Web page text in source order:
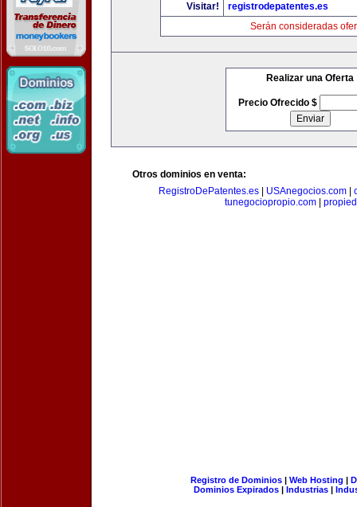
Visitar!
registrodepatentes.es
Serán consideradas
Realizar una Oferta
Precio Ofrecido $
Otros dominios en venta:
RegistroDePatentes.es
USAnegocios.com
tunegociopropio.com|
Registro de Dominios| Web Hosting |
Dominios Expirados | Industrias |